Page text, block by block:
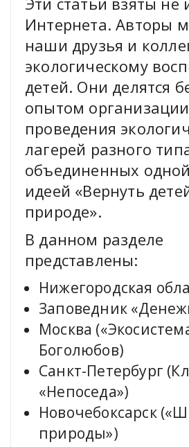
Интернета. Авторы
наши друзья и
экологическому
детей. Они делятся
опытом
проведения
лагерей разного
объединенных
идеей «Вернуть
природе».
В данном разделе
представлены:
Нижегородская
Заповедник
Москва
Боголюбов)
Санкт-Петербург
«Непоседа»)
Новочебоксарск
природы»)